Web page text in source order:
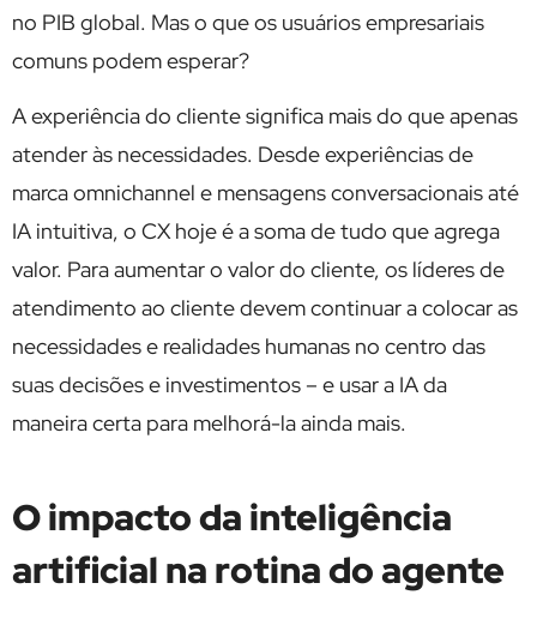
no PIB global. Mas o que os usuários empresariais
comuns podem esperar?
A experiência do cliente significa mais do que apenas
atender às necessidades. Desde experiências de
marca omnichannel e mensagens conversacionais até
IA intuitiva, o CX hoje é a soma de tudo que agrega
valor. Para aumentar o valor do cliente, os líderes de
atendimento ao cliente devem continuar a colocar as
necessidades e realidades humanas no centro das
suas decisões e investimentos – e usar a IA da
maneira certa para melhorá-la ainda mais.
O impacto da inteligência
artificial na rotina do agente